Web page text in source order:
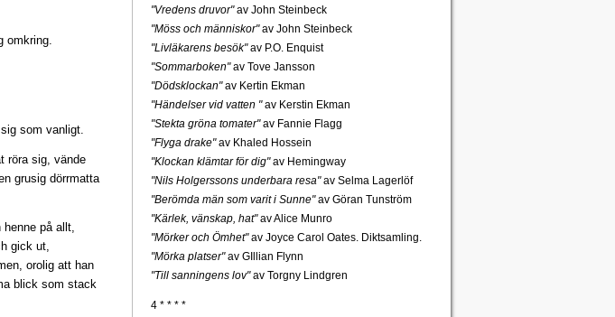
omkring.
som vanligt.
röra sig, vände
grusig dörrmatta
henne på allt,
gick ut,
orolig att han
blick som stack
"Vredens druvor"av John Steinbeck
"Möss och människor"av John Steinbeck
"Livläkarens besök"av P.O. Enquist
"Sommarboken"av Tove Jansson
"Dödsklockan"av Kertin Ekman
"Händelser vid vatten "av Kerstin Ekman
"Stekta gröna tomater"av Fannie Flagg
"Flyga drake"av Khaled Hossein
"Klockan klämtar för dig"av Hemingway
"Nils Holgerssons underbara resa"av Selma Lagerlöf
"Berömda män som varit i Sunne"av Göran Tunström
"Kärlek, vänskap, hat"av Alice Munro
"Mörker och Ömhet"av Joyce Carol Oates. Diktsamling.
"Mörka platser"av GIllian Flynn
"Till sanningens lov"av Torgny Lindgren
4 * * * *